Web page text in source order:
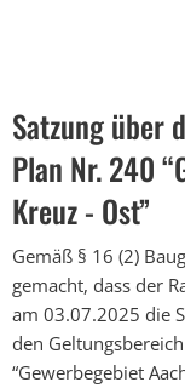
Satzung über
Plan Nr. 240
Kreuz - Ost”
Gemäß § 16 (2)
gemacht, dass der
am 03.07.2025 die
den
“Gewerbegebiet